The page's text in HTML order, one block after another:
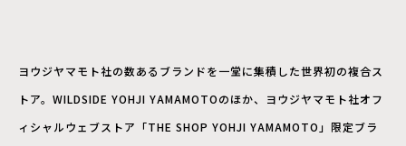
ヨウジヤマモト社の数あるブランドを一堂に集積した世界初の複合ス
トア。WILDSIDE YOHJI YAMAMOTOのほか、ヨウジヤマモト社オフ
ィシャルウェブストア「THE SHOP YOHJI YAMAMOTO」限定ブラ